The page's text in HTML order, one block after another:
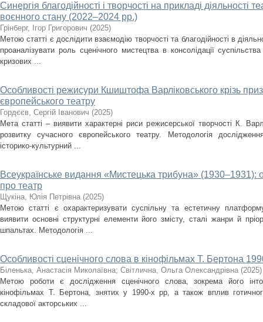
Синергія благодійності і творчості на прикладі діяльності
воєнного стану (2022–2024 рр.)
Грінберг, Ігор Григорович (2025)
Метою статті є дослідити взаємодію творчості та благодійності в
проаналізувати роль сценічного мистецтва в консолідації
кризових ...
Особливості режисури Кшиштофа Варліковського крізь
європейського театру
Гордєєв, Сергій Іванович (2025)
Мета статті – виявити характерні риси режисерської творчості К.
розвитку сучасного європейського театру. Методологія
історико-культурний ...
Всеукраїнське видання «Мистецька трибуна» (1930–1931):
про театр
Щукіна, Юлія Петрівна (2025)
Метою статті є охарактеризувати суспільну та естетичну
виявити основні структурні елементи його змісту, сталі жанри й
шпальтах. Методологія ...
Особливості сценічного слова в кінофільмах Т. Бертона
Біленька, Анастасія Миколаївна; Світлична, Ольга Олександрівна (2025)
Метою роботи є дослідження сценічного слова, зокрема його
кінофільмах Т. Бертона, знятих у 1990-х рр, а також вплив
складової акторських ...